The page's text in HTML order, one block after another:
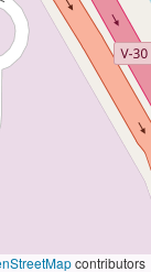
contributors